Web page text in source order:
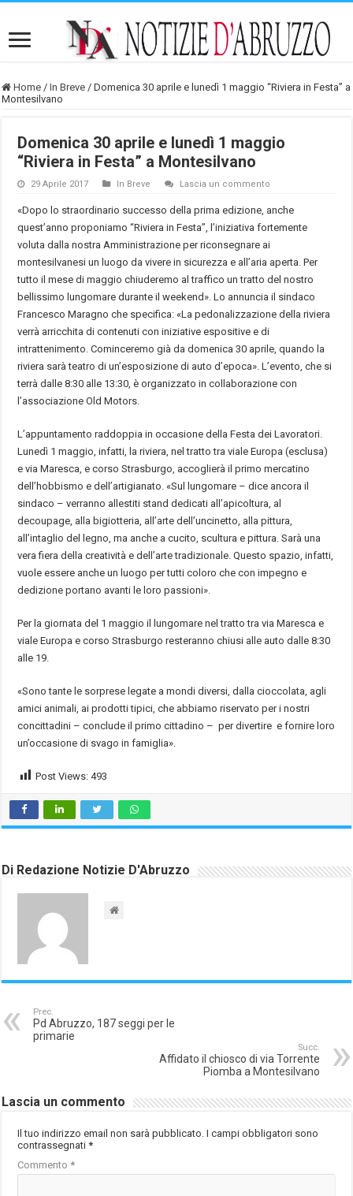
Home / In Breve / Domenica 30 aprile e lunedì 1 maggio “Riviera in Festa” a
Montesilvano
Domenica 30 aprile e lunedì 1 maggio
“Riviera in Festa” a Montesilvano
29 Aprile 2017 In Breve Lascia un commento
«Dopo lo straordinario successo della prima edizione, anche
quest’anno proponiamo “Riviera in Festa”, l’iniziativa fortemente
voluta dalla nostra Amministrazione per riconsegnare ai
montesilvanesi un luogo da vivere in sicurezza e all’aria aperta. Per
tutto il mese di maggio chiuderemo al traffico un tratto del nostro
bellissimo lungomare durante il weekend». Lo annuncia il sindaco
Francesco Maragno che specifica: «La pedonalizzazione della riviera
verrà arricchita di contenuti con iniziative espositive e di
intrattenimento. Cominceremo già da domenica 30 aprile, quando la
riviera sarà teatro di un’esposizione di auto d’epoca». L’evento, che si
terrà dalle 8:30 alle 13:30, è organizzato in collaborazione con
l’associazione Old Motors.
L’appuntamento raddoppia in occasione della Festa dei Lavoratori.
Lunedì 1 maggio, infatti, la riviera, nel tratto tra viale Europa (esclusa)
e via Maresca, e corso Strasburgo, accoglierà il primo mercatino
dell’hobbismo e dell’artigianato. «Sul lungomare – dice ancora il
sindaco – verranno allestiti stand dedicati all’apicoltura, al
decoupage, alla bigiotteria, all’arte dell’uncinetto, alla pittura,
all’intaglio del legno, ma anche a cucito, scultura e pittura. Sarà una
vera fiera della creatività e dell’arte tradizionale. Questo spazio, infatti,
vuole essere anche un luogo per tutti coloro che con impegno e
dedizione portano avanti le loro passioni».
Per la giornata del 1 maggio il lungomare nel tratto tra via Maresca e
viale Europa e corso Strasburgo resteranno chiusi alle auto dalle 8:30
alle 19.
«Sono tante le sorprese legate a mondi diversi, dalla cioccolata, agli
amici animali, ai prodotti tipici, che abbiamo riservato per i nostri
concittadini – conclude il primo cittadino – per divertire e fornire loro
un’occasione di svago in famiglia».
Post Views: 493
Di Redazione Notizie D'Abruzzo
Prec.
Pd Abruzzo, 187 seggi per le
primarie
Succ.
Affidato il chiosco di via Torrente
Piomba a Montesilvano
Lascia un commento
Il tuo indirizzo email non sarà pubblicato. I campi obbligatori sono
contrassegnati*
Commento*